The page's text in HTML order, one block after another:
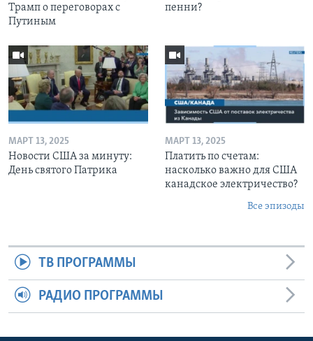
Трамп о переговорах с
Путиным
пенни?
МАРТ 13, 2025
Новости США за минуту:
День святого Патрика
МАРТ 13, 2025
Платить по счетам:
насколько важно для США
канадское электричество?
Все эпизоды
ТВ ПРОГРАММЫ
РАДИО ПРОГРАММЫ